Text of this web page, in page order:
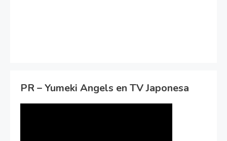
PR – Yumeki Angels en TV Japonesa